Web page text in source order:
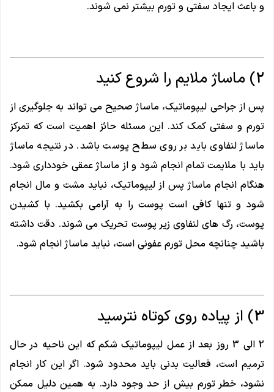
و باعث ایجاد سفتی و تورم بیشتر نمی شوند.
2) ماساژ ملایم را شروع کنید
پس از جراحی لیپوماتیک، ماساژ صحیح می تواند به جلوگیری از
تورم و سفتی کمک کند. این مسئله حائز اهمیت است که تمرکز
ماساژ لنفاوی باید بر روی سطح پوست باشد. در نتیجه ماساژ
باید با ملایمت تمام انجام شود و از ماساژ عمقی خودداری شود.
هنگام انجام ماساژ پس از لیپوماتیک، نباید مشت و مال انجام
شود و تنها کافی است پوست را به آرامی بکشید. با کشیدن
پوست، رگ های لنفاوی زیر پوست تحریک می شوند. دقت داشته
باشید چنانچه محل تورم عفونی است، نباید ماساژ انجام شود.
3) از پیاده روی کوتاه نترسید
2 الی 3 روز بعد از عمل لیپوماتیک شکم که این ناحیه در حال
ترمیم است، فعالیت بدنی باید محدود شود. اگر این کار انجام
نشود، خطر تورم بیش از حد وجود دارد. به همین دلیل ممکن